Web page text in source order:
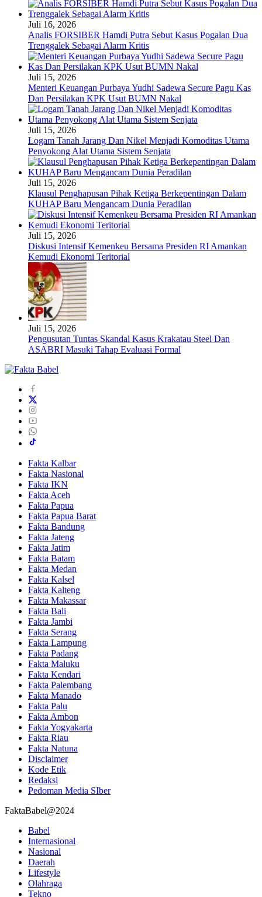
Juli 16, 2026
Analis FORSIBER Hamdi Putra Sebut Kasus Pogalan Dua
Trenggalek Sebagai Alarm Kritis
Juli 15, 2026
Menteri Keuangan Purbaya Yudhi Sadewa Secure Pagu Kas
Dan Persilakan KPK Usut BUMN Nakal
Juli 15, 2026
Logam Tanah Jarang Dan Nikel Menjadi Komoditas Utama
Penyokong Alat Utama Sistem Senjata
Juli 15, 2026
Klausul Penghapusan Pihak Ketiga Berkepentingan Dalam
KUHAP Baru Mengancam Dunia Peradilan
Juli 15, 2026
Diskusi Intensif Kemenkeu Bersama Presiden RI Amankan
Kemudi Ekonomi Teritorial
Juli 15, 2026
Pengusutan Tuntas Skandal Kasus Krakatau Steel Dan
ASABRI Masuki Tahap Evaluasi Formal
Fakta Kalbar
Fakta Nasional
Fakta IKN
Fakta Aceh
Fakta Papua
Fakta Papua Barat
Fakta Bandung
Fakta Jateng
Fakta Jatim
Fakta Batam
Fakta Medan
Fakta Kalsel
Fakta Kalteng
Fakta Makassar
Fakta Bali
Fakta Jambi
Fakta Serang
Fakta Lampung
Fakta Padang
Fakta Maluku
Fakta Kendari
Fakta Palembang
Fakta Manado
Fakta Palu
Fakta Ambon
Fakta Yogyakarta
Fakta Riau
Fakta Natuna
Disclaimer
Kode Etik
Redaksi
Pedoman Media SIber
FaktaBabel@2024
Babel
Internasional
Nasional
Daerah
Lifestyle
Olahraga
Tekno